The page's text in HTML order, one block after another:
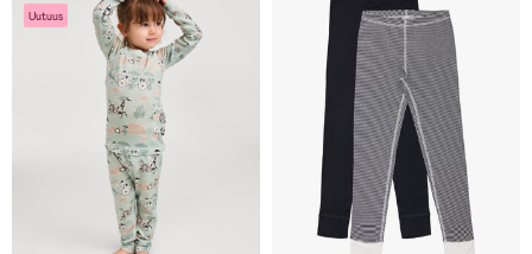
Uutuus